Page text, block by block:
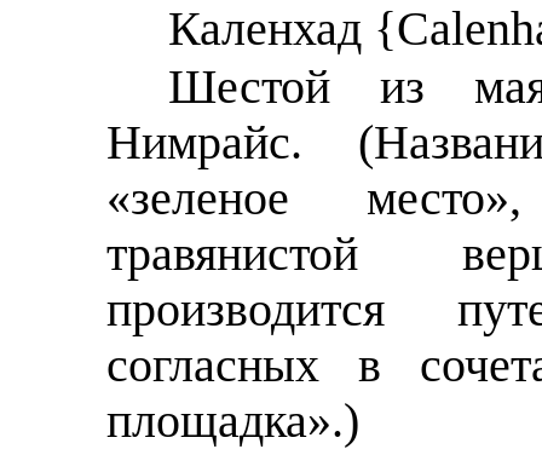
Каленхад
Шестой из
Нимрайс.
«зеленое
травянистой
производится
согласных в
площадка».)